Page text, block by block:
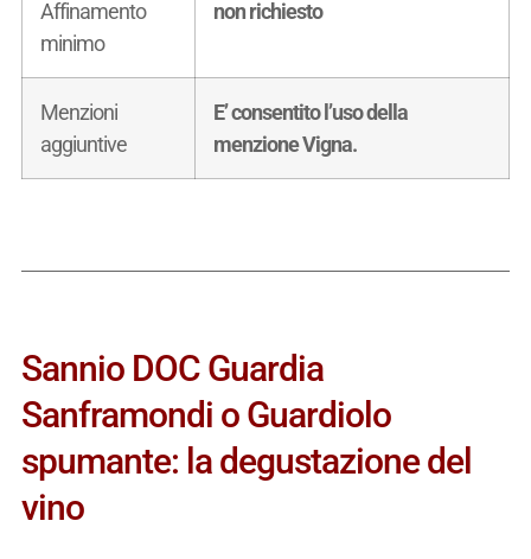
Affinamento
minimo
non richiesto
Menzioni
aggiuntive
E’ consentito l’uso della
menzione Vigna.
Sannio DOC Guardia
Sanframondi o Guardiolo
spumante: la degustazione del
vino